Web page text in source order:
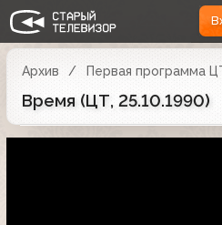
Архив Первая программа
Время (ЦТ, 25.10.1990)